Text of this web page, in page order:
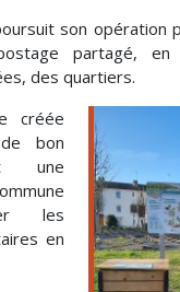
son opération
partagé, en
des quartiers.
créée
bon
une
les
en